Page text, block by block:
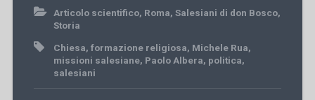
Articolo scientifico, Roma, Salesiani di don Bosco,
Storia
Chiesa, formazione religiosa, Michele Rua,
missioni salesiane, Paolo Albera, politica,
salesiani